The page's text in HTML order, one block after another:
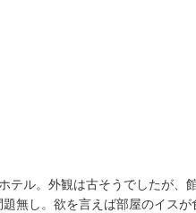
ル。外観は古そうでしたが、
無し。欲を言えば部屋のイス